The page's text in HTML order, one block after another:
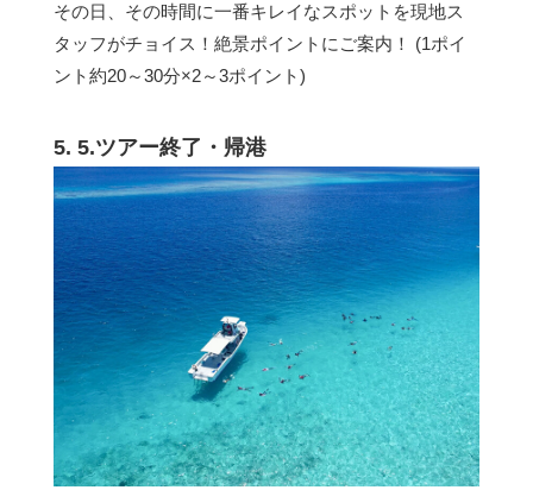
その日、その時間に一番キレイなスポットを現地ス
タッフがチョイス！絶景ポイントにご案内！ (1ポイ
ント約20～30分×2～3ポイント)
5. 5.ツアー終了・帰港